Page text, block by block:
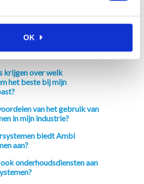
OK
voor Ambi
krijgen over welk
het beste bij mijn
van het gebruik van
in mijn industrie?
biedt Ambi
aan?
onderhoudsdiensten aan